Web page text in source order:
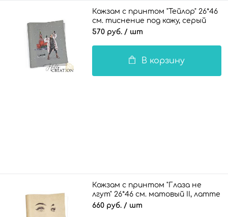
Кожзам с принтом "Тейлор" 26*46
см. тиснение под кожу, серый
570 руб. / шт
В корзину
Кожзам с принтом "Глаза не
лгут" 26*46 см. матовый II, латте
660 руб. / шт